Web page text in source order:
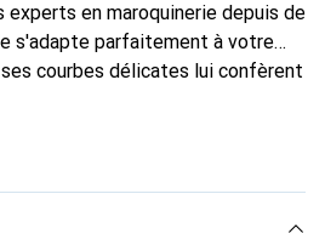
experts en maroquinerie depuis de
s'adapte parfaitement à votre
courbes délicates lui confèrent
smartphone. Reconnaître
sûr pour une clientèle